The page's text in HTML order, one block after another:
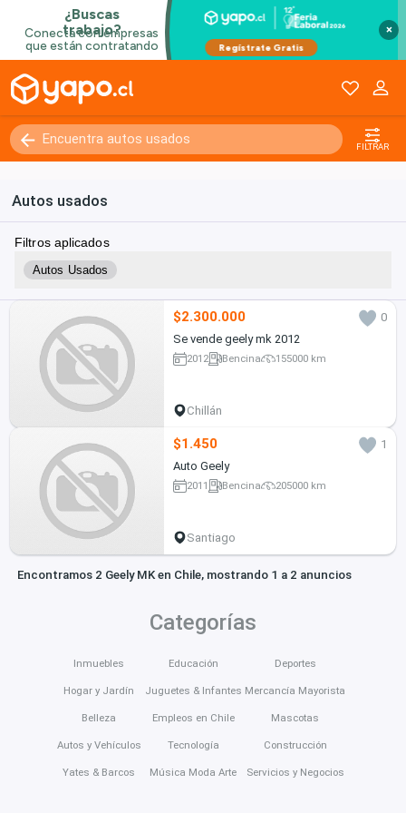
×
FILTRAR
Autos usados
Filtros aplicados
Autos Usados
$2.300.000
0
Se vende geely mk 2012
2012 Bencina 155000 km
Chillán
$1.450
1
Auto Geely
2011 Bencina 205000 km
Santiago
Encontramos 2 Geely MK en Chile, mostrando 1 a 2 anuncios
Categorías
Inmuebles
Hogar y Jardín
Belleza
Autos y Vehículos
Yates & Barcos
Educación
Juguetes & Infantes
Empleos en Chile
Tecnología
Música Moda Arte
Deportes
Mercancía Mayorista
Mascotas
Construcción
Servicios y Negocios